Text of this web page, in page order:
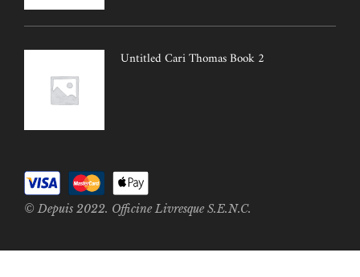
Untitled Cari Thomas Book 2
© Depuis 2022. Officine Livresque S.E.N.C.